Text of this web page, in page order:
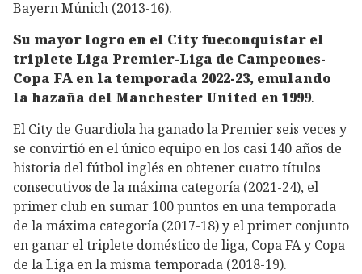
Bayern Múnich (2013-16).
Su mayor logro en el City fueconquistar el
triplete Liga Premier-Liga de Campeones-
Copa FA en la temporada 2022-23, emulando
la hazaña del Manchester United en 1999.
El City de Guardiola ha ganado la Premier seis veces y
se convirtió en el único equipo en los casi 140 años de
historia del fútbol inglés en obtener cuatro títulos
consecutivos de la máxima categoría (2021-24), el
primer club en sumar 100 puntos en una temporada
de la máxima categoría (2017-18) y el primer conjunto
en ganar el triplete doméstico de liga, Copa FA y Copa
de la Liga en la misma temporada (2018-19).